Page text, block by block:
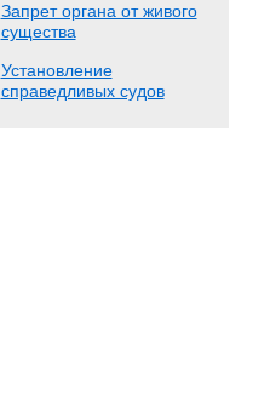
Запрет органа от живого
существа
Установление
справедливых судов